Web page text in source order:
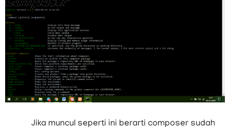
Jika muncul seperti ini berarti composer sudah